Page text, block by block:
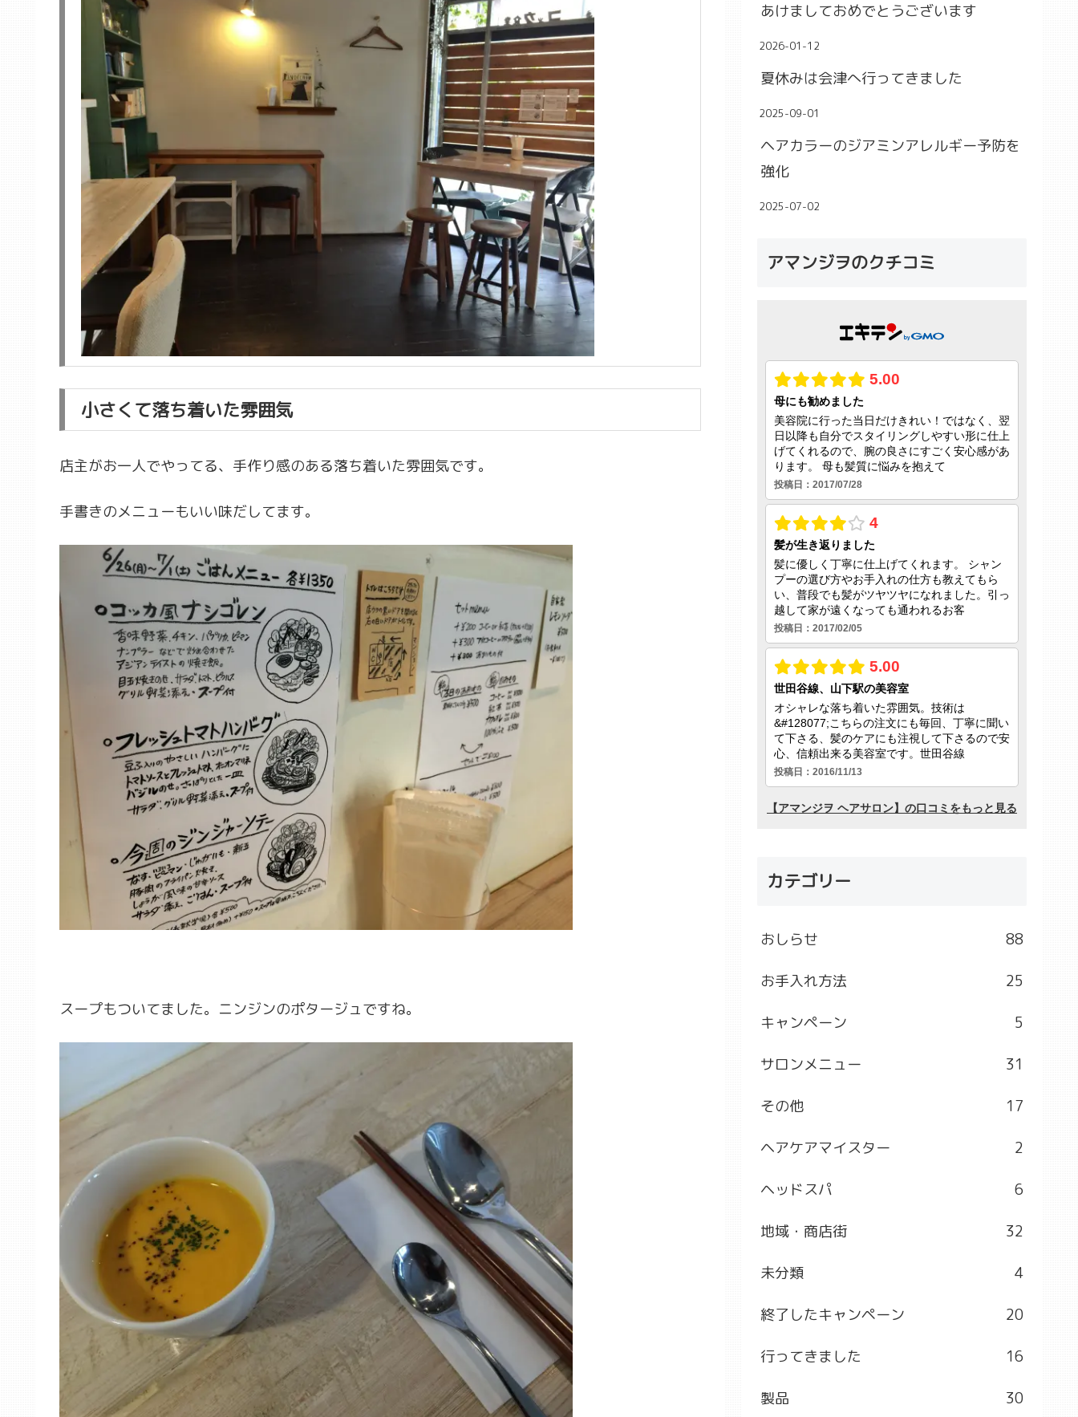
小さくて落ち着いた雰囲気
店主がお一人でやってる、手作り感のある落ち着いた雰囲気です。
手書きのメニューもいい味だしてます。
スープもついてました。ニンジンのポタージュですね。
あけましておめでとうございます
2026-01-12
夏休みは会津へ行ってきました
2025-09-01
ヘアカラーのジアミンアレルギー予防を
強化
2025-07-02
アマンジヲのクチコミ
カテゴリー
おしらせ 88
お手入れ方法 25
キャンペーン 5
サロンメニュー 31
その他 17
ヘアケアマイスター 2
ヘッドスパ 6
地域・商店街 32
未分類 4
終了したキャンペーン 20
行ってきました 16
製品 30